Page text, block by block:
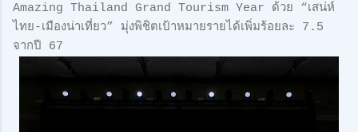
Amazing Thailand Grand Tourism Year ด้วย “เสน่ห์
ไทย-เมืองน่าเที่ยว” มุ่งพิชิตเป้าหมายรายได้เพิ่มร้อยละ 7.5
จากปี 67